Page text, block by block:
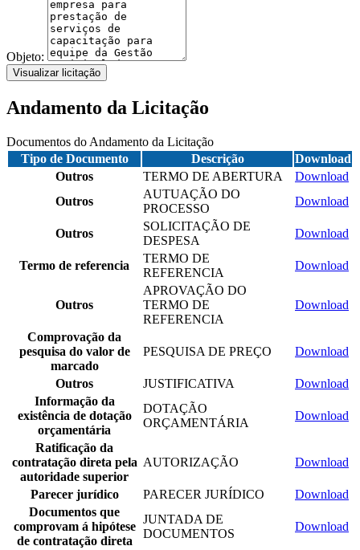
Objeto:
Visualizar licitação
Andamento da Licitação
Documentos do Andamento da Licitação
Tipo de Documento
Descrição
Download
Outros
TERMO DE ABERTURA
Download
Outros
AUTUAÇÃO DO
PROCESSO
Download
Outros
SOLICITAÇÃO DE
DESPESA
Download
Termo de referencia
TERMO DE
REFERENCIA
Download
Outros
APROVAÇÃO DO
TERMO DE
REFERENCIA
Download
Comprovação da
pesquisa do valor de
marcado
PESQUISA DE PREÇO Download
Outros JUSTIFICATIVA
Download
Informação da
existência de dotação
orçamentária
DOTAÇÃO
ORÇAMENTÁRIA
Download
Ratificação da
contratação direta pela
autoridade superior
AUTORIZAÇÃO Download
Parecer jurídico PARECER JURÍDICO
Download
Documentos que
comprovam á hipótese
de contratação direta
JUNTADA DE
DOCUMENTOS
Download